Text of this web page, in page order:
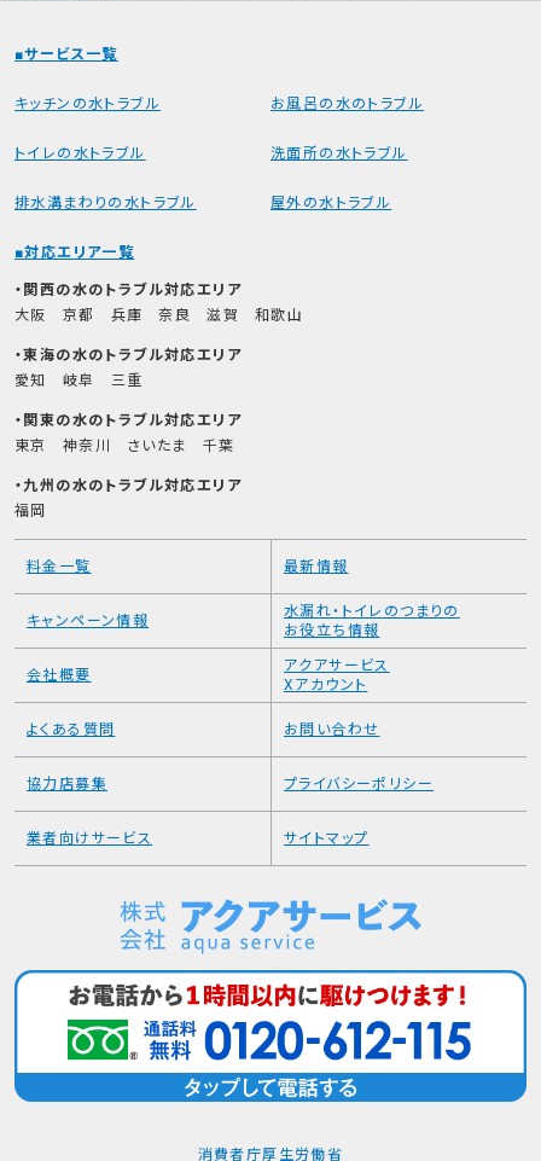
サービス一覧
キッチンの水トラブル お風呂の水のトラブル
トイレの水トラブル 洗面所の水トラブル
排水溝まわりの水トラブル 屋外の水トラブル
対応エリア一覧
関西の水のトラブル対応エリア
大阪
京都 兵庫 奈良 滋賀 和歌山
東海の水のトラブル対応エリア
愛知
岐阜 三重
関東の水のトラブル対応エリア
東京
神奈川 さいたま 千葉
九州の水のトラブル対応エリア
福岡
料金一覧
キャンペーン情報
会社概要
よくある質問
協力店募集
業者向けサービス
最新情報
水漏れ・トイレのつまりの
お役立ち情報
アクアサービス
Xアカウント
お問い合わせ
プライバシーポリシー
サイトマップ
消費者庁厚生労働省